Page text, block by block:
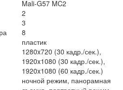
Mali-G57 MC2
2
3
8
пластик
1280x720 (30 кадр./сек.),
1920x1080 (30 кадр./сек.),
1920x1080 (60 кадр./сек.)
ночной режим, панорамная